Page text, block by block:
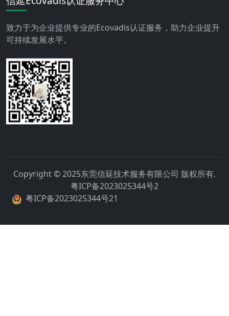
致力于为企业提供专业的Ecovadis认证服务，助力企业提升
可持续发展水平。
Copyright © 2025东莞信延技术服务有限公司 版权所有.
粤ICP备2023025344号2
粤ICP备2023025344号21